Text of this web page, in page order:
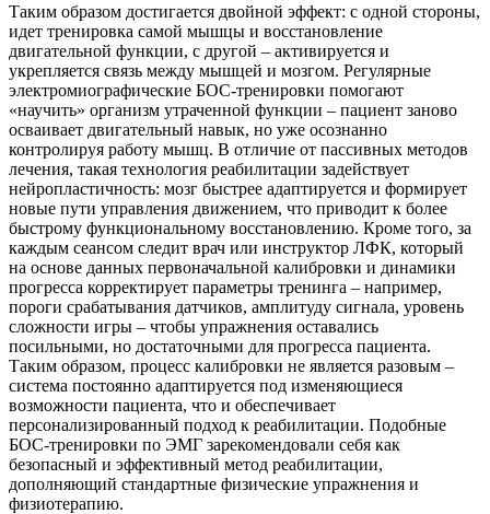
Таким образом достигается двойной эффект: с одной стороны,
идет тренировка самой мышцы и восстановление
двигательной функции, с другой – активируется и
укрепляется связь между мышцей и мозгом. Регулярные
электромиографические БОС-тренировки помогают
«научить» организм утраченной функции – пациент заново
осваивает двигательный навык, но уже осознанно
контролируя работу мышц. В отличие от пассивных методов
лечения, такая технология реабилитации задействует
нейропластичность: мозг быстрее адаптируется и формирует
новые пути управления движением, что приводит к более
быстрому функциональному восстановлению. Кроме того, за
каждым сеансом следит врач или инструктор ЛФК, который
на основе данных первоначальной калибровки и динамики
прогресса корректирует параметры тренинга – например,
пороги срабатывания датчиков, амплитуду сигнала, уровень
сложности игры – чтобы упражнения оставались
посильными, но достаточными для прогресса пациента.
Таким образом, процесс калибровки не является разовым –
система постоянно адаптируется под изменяющиеся
возможности пациента, что и обеспечивает
персонализированный подход к реабилитации. Подобные
БОС-тренировки по ЭМГ зарекомендовали себя как
безопасный и эффективный метод реабилитации,
дополняющий стандартные физические упражнения и
физиотерапию.